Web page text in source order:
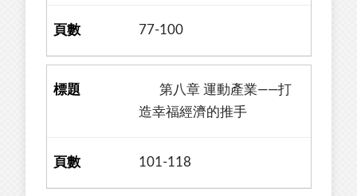
77-100
第八章 運動產業——打
造幸福經濟的推手
101-118